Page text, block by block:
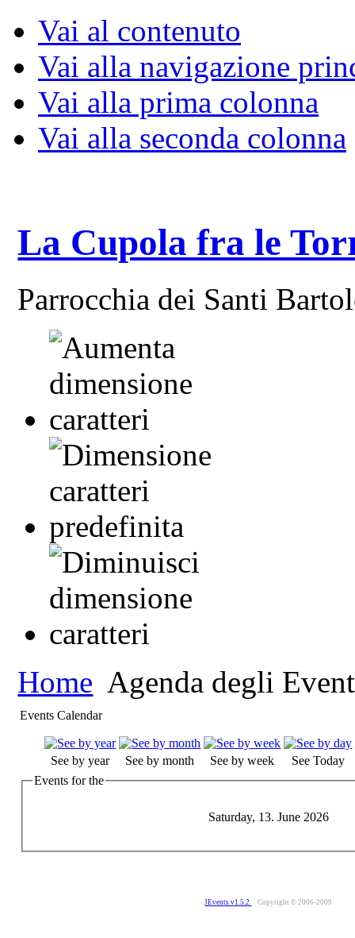
Vai al contenuto
Vai alla navigazione
Vai alla prima colonna
Vai alla seconda colonna
La Cupola fra le
Parrocchia dei Santi
Home Agenda degli
Events Calendar
See by year See by month See by week
See Today
Events for the
Saturday, 13. June 2026
JEvents v1.5.2 Copyright © 2006-2009